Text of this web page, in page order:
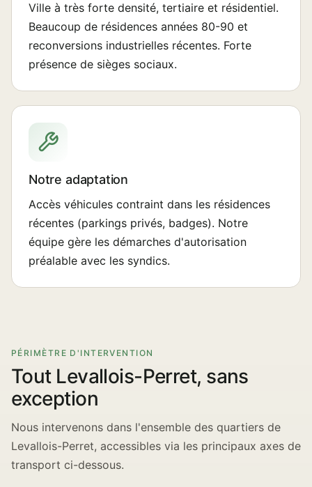
Ville à très forte densité, tertiaire et résidentiel.
Beaucoup de résidences années 80-90 et
reconversions industrielles récentes. Forte
présence de sièges sociaux.
Notre adaptation
Accès véhicules contraint dans les résidences
récentes (parkings privés, badges). Notre
équipe gère les démarches d'autorisation
préalable avec les syndics.
PÉRIMÈTRE D'INTERVENTION
Tout Levallois-Perret, sans
exception
Nous intervenons dans l'ensemble des quartiers de
Levallois-Perret, accessibles via les principaux axes de
transport ci-dessous.